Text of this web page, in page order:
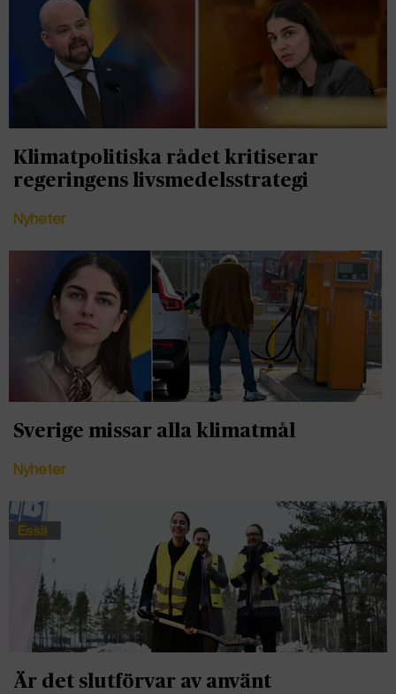
Klimatpolitiska rådet kritiserar
regeringens livsmedelsstrategi
Nyheter
Sverige missar alla klimatmål
Nyheter
Är det slutförvar av använt